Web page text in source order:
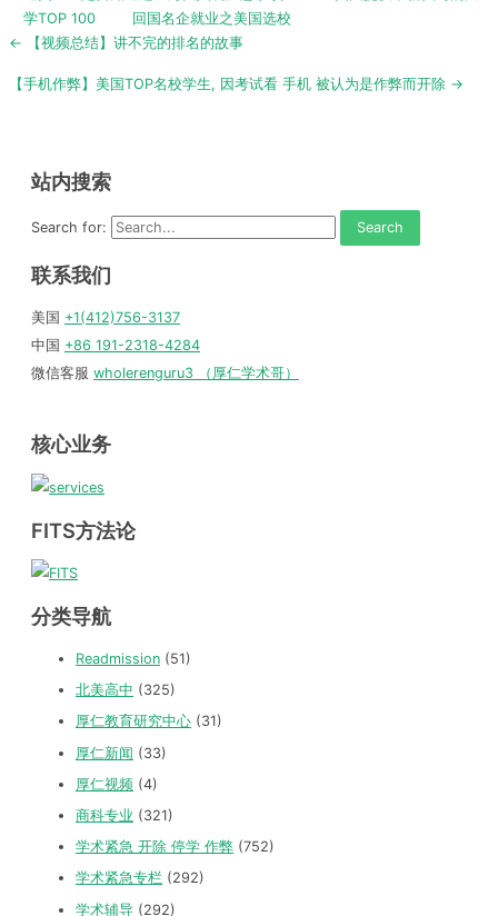
学TOP 100
回国名企就业之美国选校
Post
← 【视频总结】讲不完的排名的故事
【手机作弊】美国TOP名校学生, 因考试看 手机 被认为是作弊而开除 →
站内搜索
Search for:
联系我们
美国 +1(412)756-3137
中国 +86 191-2318-4284
微信客服 wholerenguru3 （厚仁学术哥）
核心业务
FITS方法论
分类导航
Readmission (51)
北美高中 (325)
厚仁教育研究中心 (31)
厚仁新闻 (33)
厚仁视频 (4)
商科专业 (321)
学术紧急 开除 停学 作弊 (752)
学术紧急专栏 (292)
学术辅导 (292)